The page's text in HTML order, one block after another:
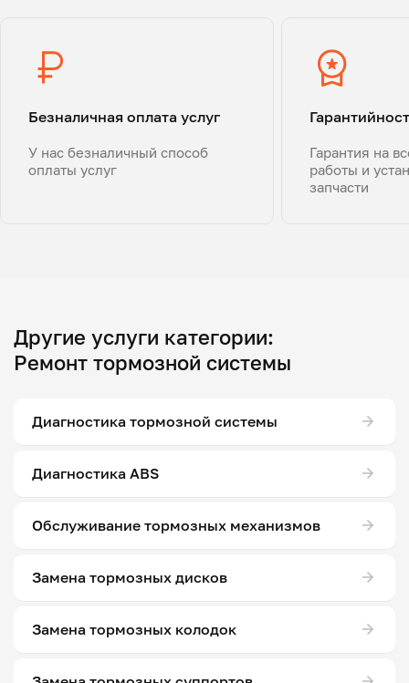
Безналичная оплата услуг
У нас безналичный способ
оплаты услуг
Гарантия на
работы и
запчасти
Другие услуги категории:
Ремонт тормозной системы
Диагностика тормозной системы
Диагностика ABS
Обслуживание тормозных механизмов
Замена тормозных дисков
Замена тормозных колодок